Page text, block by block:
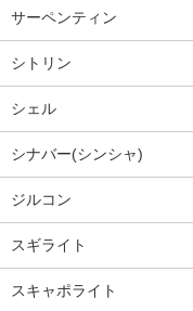
サーペンティン
シトリン
シェル
シナバー(シンシャ)
ジルコン
スギライト
スキャポライト